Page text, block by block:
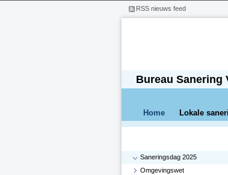
Bureau Sanering
Home Lokale
Saneringsdag 2025
Omgevingswet
RSS nieuws feed